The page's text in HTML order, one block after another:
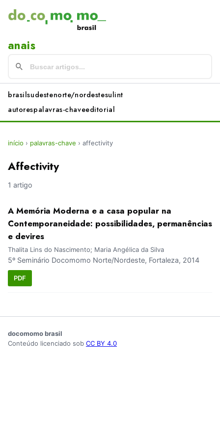
anais
brasilsudestenorte/nordestesulint
autorespalavras-chaveeditorial
início › palavras-chave › affectivity
Affectivity
1 artigo
A Memória Moderna e a casa popular na
Contemporaneidade: possibilidades, permanências
e devires
Thalita Lins do Nascimento; Maria Angélica da Silva
5º Seminário Docomomo Norte/Nordeste, Fortaleza, 2014
PDF
docomomo brasil
Conteúdo licenciado sob CC BY 4.0